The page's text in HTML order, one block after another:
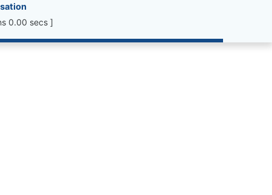
0.00 secs ]